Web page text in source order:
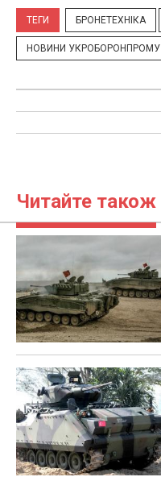
ТЕГИ БРОНЕТЕХНІКА
НОВИНИ УКРОБОРОНПРОМУ
Читайте також